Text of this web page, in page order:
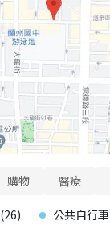
購物 醫療
(26) 公共自行車